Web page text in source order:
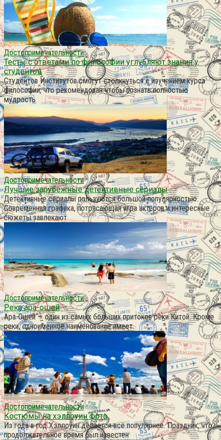
Достопримечательности
Тесты с ответами по философии углубляют знания у
студентов
Студентов Институтов смогут столкнуться с изучением курса
философии, что рекомендован чтобы познать полностью
мудрость
Достопримечательности
Лучшие зарубежные детективные сериалы
Детективные сериалы пользуются большой популярностью.
Современная графика, потрясающая игра актеров и интересные
сюжеты завлекают
Достопримечательности
Река ара-ошей
Ара-Ошей — один из самых больших притоков реки Китой. Кроме
реки, одноименное наименование имеет
Достопримечательности
Костюмы на хэллоуин фото
Из года в год Хэллоуин делается всё популярнее. Праздник, что
продолжительное время был известен